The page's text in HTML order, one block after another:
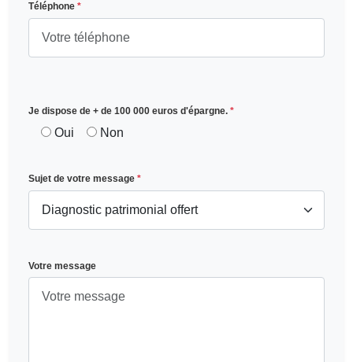
Téléphone *
Je dispose de + de 100 000 euros d'épargne. *
Oui Non
Sujet de votre message *
Votre message